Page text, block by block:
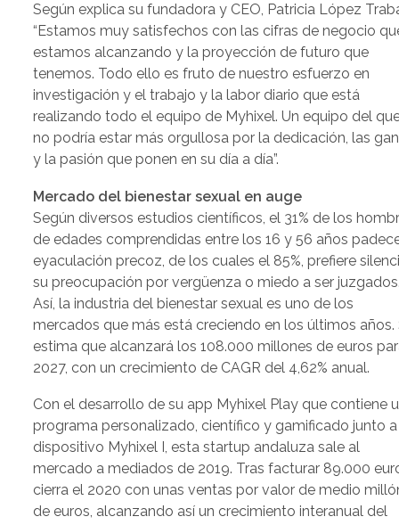
Según explica su fundadora y CEO, Patricia López
“Estamos muy satisfechos con las cifras de negocio
estamos alcanzando y la proyección de futuro que
tenemos. Todo ello es fruto de nuestro esfuerzo en
investigación y el trabajo y la labor diario que está
realizando todo el equipo de Myhixel. Un equipo del
no podría estar más orgullosa por la dedicación, las
y la pasión que ponen en su día a día”.
Mercado del bienestar sexual en auge
Según diversos estudios científicos, el 31% de los
de edades comprendidas entre los 16 y 56 años
eyaculación precoz, de los cuales el 85%, prefiere
su preocupación por vergüenza o miedo a ser
Así, la industria del bienestar sexual es uno de los
mercados que más está creciendo en los últimos años.
estima que alcanzará los 108.000 millones de euros
2027, con un crecimiento de CAGR del 4,62% anual.
Con el desarrollo de su app Myhixel Play que contiene
programa personalizado, científico y gamificado junto
dispositivo Myhixel I, esta startup andaluza sale al
mercado a mediados de 2019. Tras facturar 89.000
cierra el 2020 con unas ventas por valor de medio
de euros, alcanzando así un crecimiento interanual del